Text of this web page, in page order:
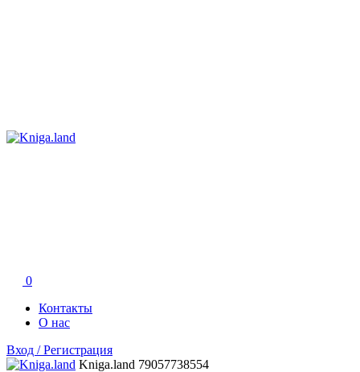
0
Контакты
О нас
Вход / Регистрация
Kniga.land 79057738554